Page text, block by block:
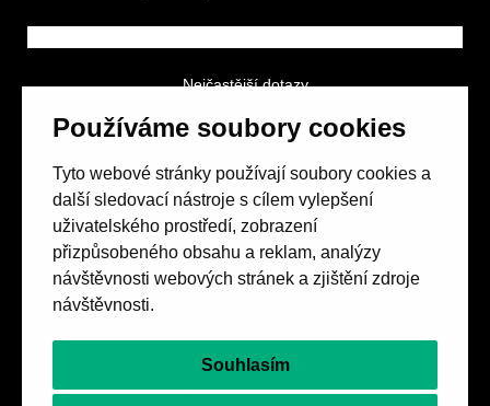
Používáme soubory cookies
Tyto webové stránky používají soubory cookies a
další sledovací nástroje s cílem vylepšení
uživatelského prostředí, zobrazení
přizpůsobeného obsahu a reklam, analýzy
návštěvnosti webových stránek a zjištění zdroje
návštěvnosti.
Souhlasím
Nejčastější dotazy
Obchodní podmínky
Spolek přátel vydávání
657 42 Brno-střed
objednavky@casopishost.cz
+420 775 995 695